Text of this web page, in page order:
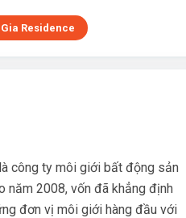
Residence
công ty môi giới bất động sản
năm 2008, vốn đã khẳng định
đơn vị môi giới hàng đầu với